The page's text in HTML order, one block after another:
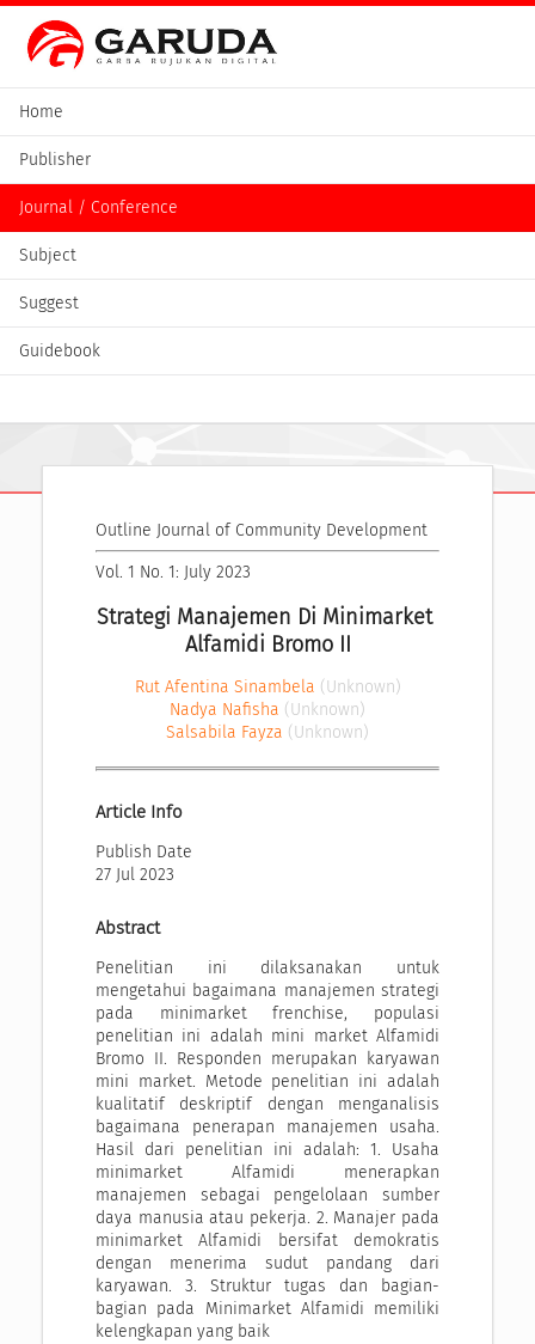
Home
Publisher
Journal / Conference
Subject
Suggest
Guidebook
Outline Journal of Community Development
Vol. 1 No. 1: July 2023
Strategi Manajemen Di Minimarket
Alfamidi Bromo II
Rut Afentina Sinambela (Unknown)
Nadya Nafisha (Unknown)
Salsabila Fayza (Unknown)
Article Info
Publish Date
27 Jul 2023
Abstract
Penelitian ini dilaksanakan untuk
mengetahui bagaimana manajemen strategi
pada minimarket frenchise, populasi
penelitian ini adalah mini market Alfamidi
Bromo II. Responden merupakan karyawan
mini market. Metode penelitian ini adalah
kualitatif deskriptif dengan menganalisis
bagaimana penerapan manajemen usaha.
Hasil dari penelitian ini adalah: 1. Usaha
minimarket Alfamidi menerapkan
manajemen sebagai pengelolaan sumber
daya manusia atau pekerja. 2. Manajer pada
minimarket Alfamidi bersifat demokratis
dengan menerima sudut pandang dari
karyawan. 3. Struktur tugas dan bagian-
bagian pada Minimarket Alfamidi memiliki
kelengkapan yang baik